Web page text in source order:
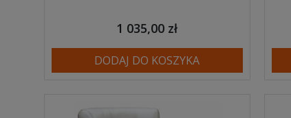
1 035,00 zł
DODAJ DO KOSZYKA